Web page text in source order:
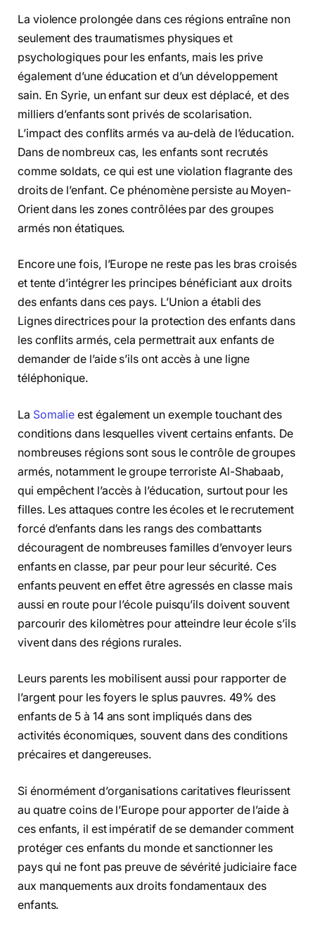
La violence prolongée dans ces régions entraîne non
seulement des traumatismes physiques et
psychologiques pour les enfants, mais les prive
également d’une éducation et d’un développement
sain. En Syrie, un enfant sur deux est déplacé, et des
milliers d’enfants sont privés de scolarisation.
L’impact des conflits armés va au-delà de l’éducation.
Dans de nombreux cas, les enfants sont recrutés
comme soldats, ce qui est une violation flagrante des
droits de l’enfant. Ce phénomène persiste au Moyen-
Orient dans les zones contrôlées par des groupes
armés non étatiques.
Encore une fois, l’Europe ne reste pas les bras croisés
et tente d’intégrer les principes bénéficiant aux droits
des enfants dans ces pays. L’Union a établi des
Lignes directrices pour la protection des enfants dans
les conflits armés, cela permettrait aux enfants de
demander de l’aide s’ils ont accès à une ligne
téléphonique.
La Somalieest également un exemple touchant des
conditions dans lesquelles vivent certains enfants. De
nombreuses régions sont sous le contrôle de groupes
armés, notamment le groupe terroriste Al-Shabaab,
qui empêchent l’accès à l’éducation, surtout pour les
filles. Les attaques contre les écoles et le recrutement
forcé d’enfants dans les rangs des combattants
découragent de nombreuses familles d’envoyer leurs
enfants en classe, par peur pour leur sécurité. Ces
enfants peuvent en effet être agressés en classe mais
aussi en route pour l’école puisqu’ils doivent souvent
parcourir des kilomètres pour atteindre leur école s’ils
vivent dans des régions rurales.
Leurs parents les mobilisent aussi pour rapporter de
l’argent pour les foyers le splus pauvres. 49% des
enfants de 5 à 14 ans sont impliqués dans des
activités économiques, souvent dans des conditions
précaires et dangereuses.
Si énormément d’organisations caritatives fleurissent
au quatre coins de l’Europe pour apporter de l’aide à
ces enfants, il est impératif de se demander comment
protéger ces enfants du monde et sanctionner les
pays qui ne font pas preuve de sévérité judiciaire face
aux manquements aux droits fondamentaux des
enfants.